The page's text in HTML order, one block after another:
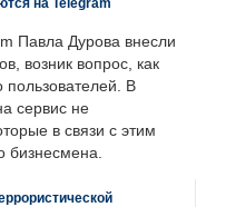
на Telegram
Павла Дурова внесли
возник вопрос, как
пользователей. В
сервис не
в связи с этим
бизнесмена.